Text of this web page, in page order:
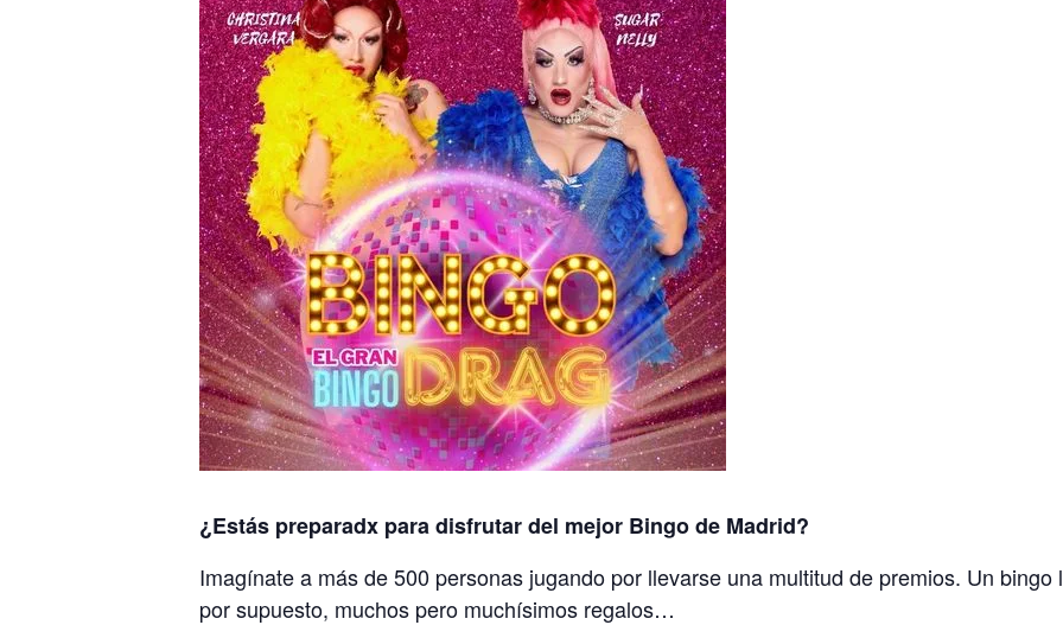
¿Estás preparadx para disfrutar del mejor Bingo de Madrid?
Imagínate a más de 500 personas jugando por llevarse una multitud de premios. Un
por supuesto, muchos pero muchísimos regalos…